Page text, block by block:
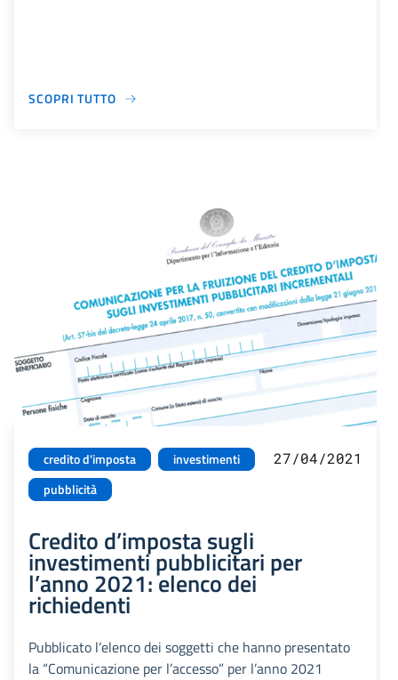
SCOPRI TUTTO
credito d'imposta
investimenti
pubblicità
27/04/2021
Credito d’imposta sugli
investimenti pubblicitari per
l’anno 2021: elenco dei
richiedenti
Pubblicato l’elenco dei soggetti che hanno presentato
la “Comunicazione per l’accesso” per l’anno 2021